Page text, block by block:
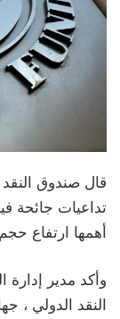
قال صندوق النقد
تداعيات جائحة
أهمها ارتفاع
وأكد مدير
النقد الدولي ،